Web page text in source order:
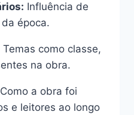
Influência de
época.
Temas como classe,
na obra.
Como a obra foi
e leitores ao longo